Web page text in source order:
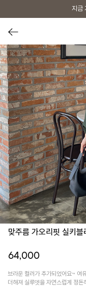
지금
맞주름 가오리핏 실키블
64,000
브라운 컬러가 추가되었어요~ 여
더해져 실루엣을 자연스럽게 정